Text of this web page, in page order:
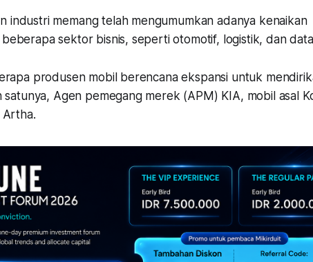
industri memang telah mengumumkan adanya kenaikan
sektor bisnis, seperti otomotif, logistik, dan
produsen mobil berencana ekspansi untuk
satunya, Agen pemegang merek (APM) KIA, mobil asal
Artha.